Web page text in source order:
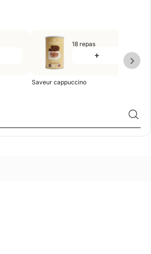
18 repas
+
Saveur cappuccino